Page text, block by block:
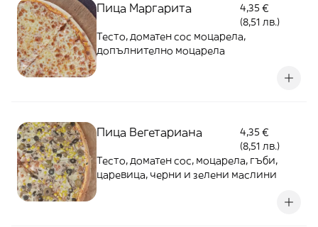
Пица Маргарита
4,35 €
(8,51 лв.)
Тесто, доматен сос моцарела,
допълнително моцарела
Пица Вегетариана
4,35 €
(8,51 лв.)
Тесто, доматен сос, моцарела, гъби,
царевица, черни и зелени маслини